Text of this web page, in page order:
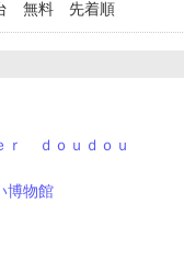
無料 先着順
ｒ ｄｏｕｄｏｕ
博物館